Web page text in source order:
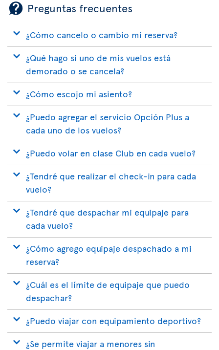
Preguntas frecuentes
¿Cómo cancelo o cambio mi reserva?
¿Qué hago si uno de mis vuelos está
demorado o se cancela?
¿Cómo escojo mi asiento?
¿Puedo agregar el servicio Opción Plus a
cada uno de los vuelos?
¿Puedo volar en clase Club en cada vuelo?
¿Tendré que realizar el check-in para cada
vuelo?
¿Tendré que despachar mi equipaje para
cada vuelo?
¿Cómo agrego equipaje despachado a mi
reserva?
¿Cuál es el límite de equipaje que puedo
despachar?
¿Puedo viajar con equipamiento deportivo?
¿Se permite viajar a menores sin